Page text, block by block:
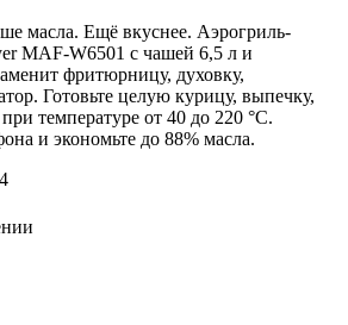
масла. Ещё вкуснее. Аэрогриль-
MAF-W6501 с чашей 6,5 л и
фритюрницу, духовку,
Готовьте целую курицу, выпечку,
температуре от 40 до 220 °C.
и экономьте до 88% масла.